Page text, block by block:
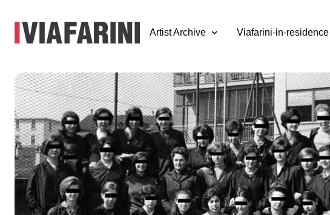
Artist Archive Viafarini-in-residence
Thin Line
7 febbraio - 21 giugno 2005
a cura di Milovan Farronato
"Sottili slittamenti di significato, piccole distrazioni o ricorrenze maniacali